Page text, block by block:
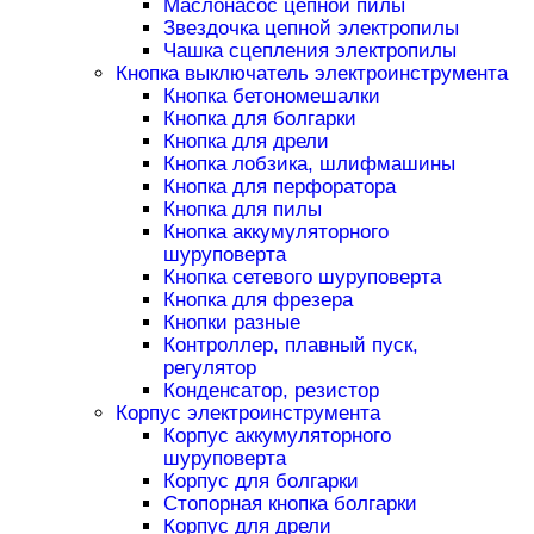
Маслонасос цепной пилы
Звездочка цепной электропилы
Чашка сцепления электропилы
Кнопка выключатель электроинструмента
Кнопка бетономешалки
Кнопка для болгарки
Кнопка для дрели
Кнопка лобзика, шлифмашины
Кнопка для перфоратора
Кнопка для пилы
Кнопка аккумуляторного
шуруповерта
Кнопка сетевого шуруповерта
Кнопка для фрезера
Кнопки разные
Контроллер, плавный пуск,
регулятор
Конденсатор, резистор
Корпус электроинструмента
Корпус аккумуляторного
шуруповерта
Корпус для болгарки
Стопорная кнопка болгарки
Корпус для дрели